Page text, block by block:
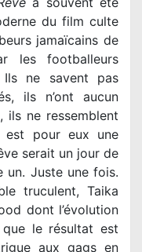
jamaïcains de
les footballeurs
Ils ne savent pas
ils n’ont aucun
ils ne ressemblent
est pour eux une
serait un jour de
un. Juste une fois.
truculent, Taika
dont l’évolution
le résultat est
aux gags en